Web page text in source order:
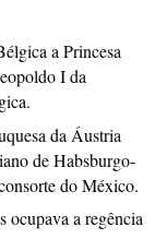
a Princesa
I da
da Áustria
de Habsburgo-
do México.
ocupava a regência